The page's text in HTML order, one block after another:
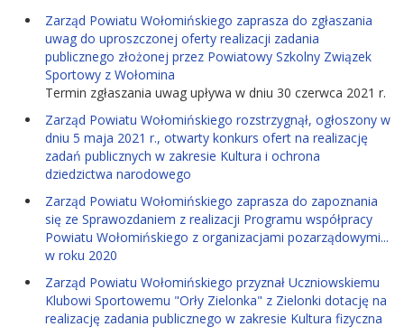
Zarząd Powiatu Wołomińskiego zaprasza do zgłaszania
uwag do uproszczonej oferty realizacji zadania
publicznego złożonej przez Powiatowy Szkolny Związek
Sportowy z Wołomina
Termin zgłaszania uwag upływa w dniu 30 czerwca 2021 r.
Zarząd Powiatu Wołomińskiego rozstrzygnął, ogłoszony w
dniu 5 maja 2021 r., otwarty konkurs ofert na realizację
zadań publicznych w zakresie Kultura i ochrona
dziedzictwa narodowego
Zarząd Powiatu Wołomińskiego zaprasza do zapoznania
się ze Sprawozdaniem z realizacji Programu współpracy
Powiatu Wołomińskiego z organizacjami pozarządowymi...
w roku 2020
Zarząd Powiatu Wołomińskiego przyznał Uczniowskiemu
Klubowi Sportowemu "Orły Zielonka" z Zielonki dotację na
realizację zadania publicznego w zakresie Kultura fizyczna